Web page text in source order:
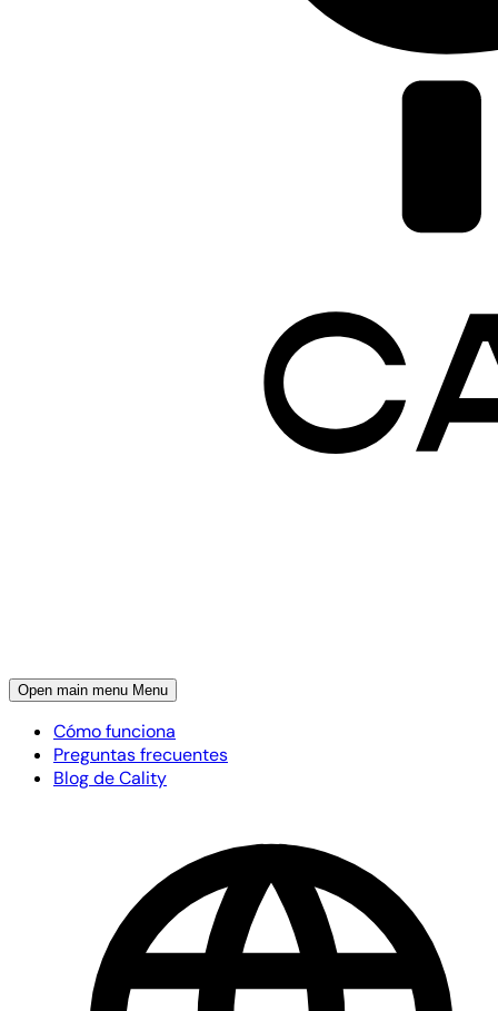
Open main menu Menu
Cómo funciona
Preguntas frecuentes
Blog de Cality